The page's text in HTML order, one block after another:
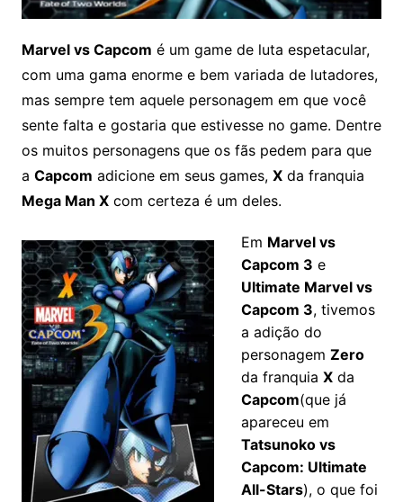
Marvel vs Capcom é um game de luta espetacular,
com uma gama enorme e bem variada de lutadores,
mas sempre tem aquele personagem em que você
sente falta e gostaria que estivesse no game. Dentre
os muitos personagens que os fãs pedem para que
a Capcom adicione em seus games, Xda franquia
Mega Man Xcom certeza é um deles.
Em Marvel vs
Capcom 3 e
Ultimate Marvel vs
Capcom 3, tivemos
a adição do
personagem Zero
da franquia Xda
Capcom(que já
apareceu em
Tatsunoko vs
Capcom: Ultimate
All-Stars), o que foi